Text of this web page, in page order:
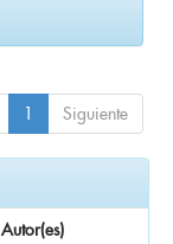
1 Siguiente
Autor(es)